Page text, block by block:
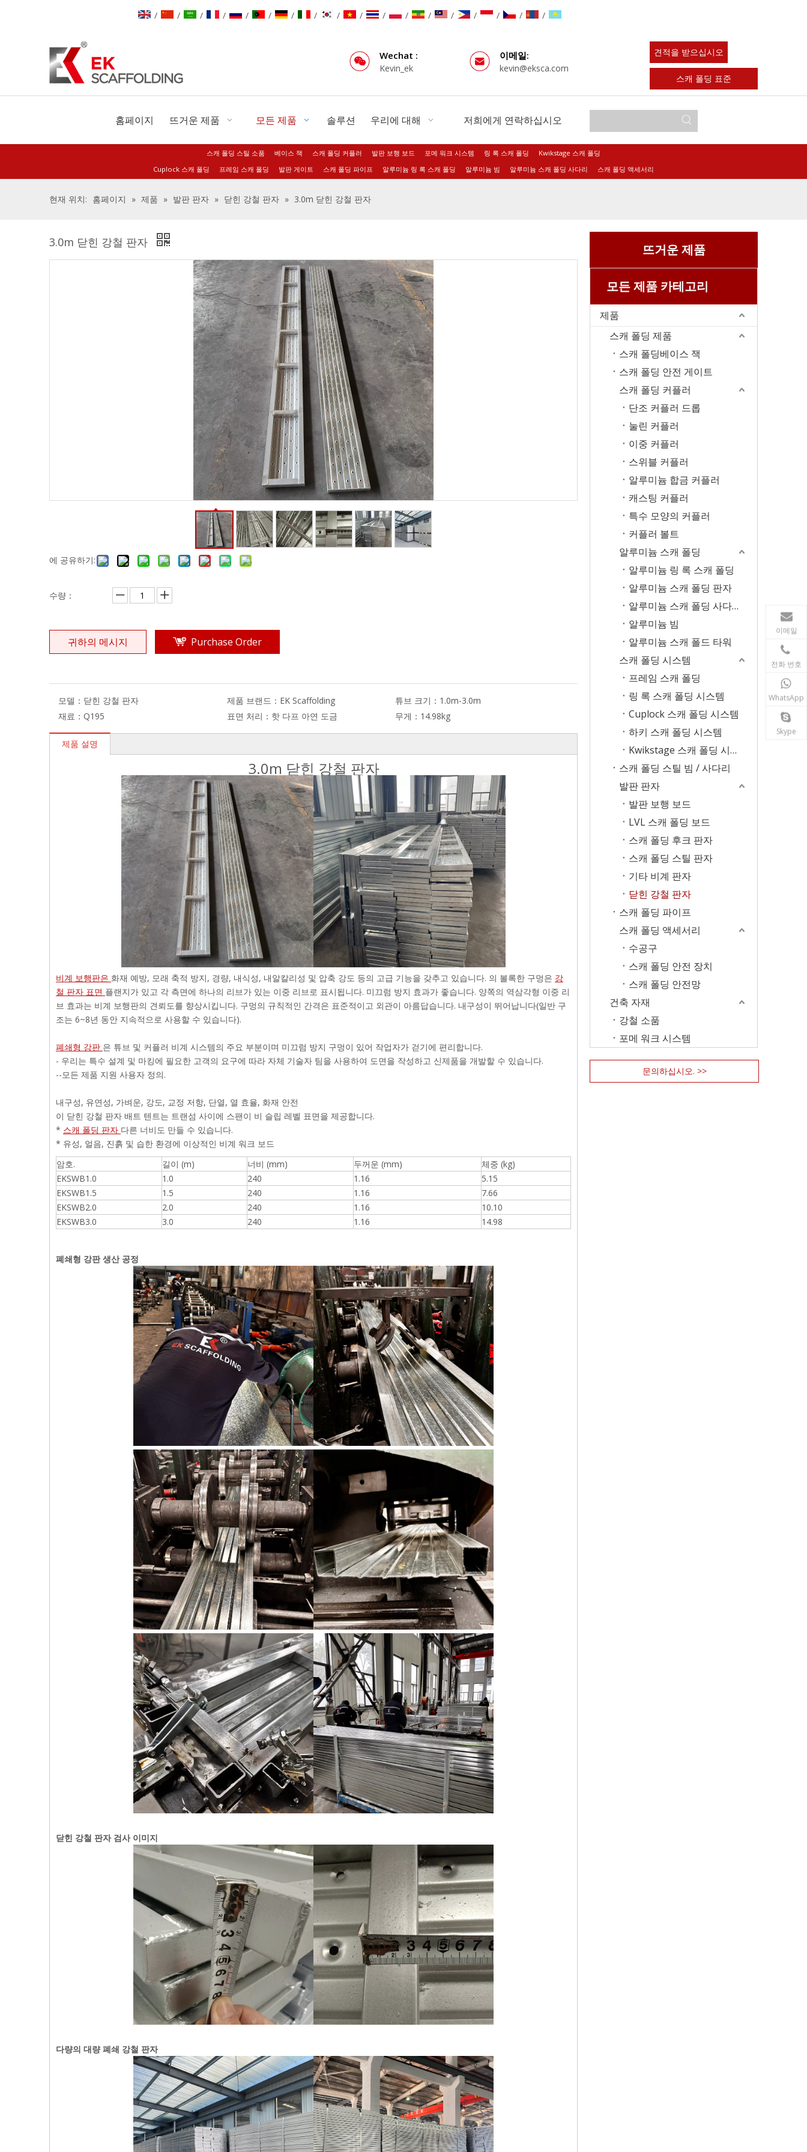
/ / / / / / / / / / / / / / / / / /
이메일
전화 번호
WhatsApp
Skype
Wechat :
Kevin_ek
이메일:
kevin@eksca.com
견적을 받으십시오
스캐 폴딩 표준
홈페이지 뜨거운 제품 모든 제품 솔루션 우리에 대해 저희에게 연락하십시오
스캐 폴딩 스틸 소품 베이스 잭 스캐 폴딩 커플러 발판 보행 보드 포메 워크 시스템 링 록 스캐 폴딩
Kwikstage 스캐 폴딩
Cuplock 스캐 폴딩
프레임 스캐 폴딩 발판 게이트 스캐 폴딩 파이프 알루미늄 링 록 스캐 폴딩 알루미늄 빔 알루미늄 스캐 폴딩 사다리 스캐 폴딩 액세서리
현재 위치: 홈페이지 » 제품 » 발판 판자 » 닫힌 강철 판자 » 3.0m 닫힌 강철 판자
3.0m 닫힌 강철 판자
에 공유하기:
수량：
귀하의 메시지 Purchase Order
모델： 닫힌 강철 판자 제품 브랜드： EK Scaffolding 튜브 크기： 1.0m-3.0m
재료： Q195 표면 처리： 핫 다프 아연 도금 무게： 14.98kg
제품 설명
3.0m 닫힌 강철 판자
비계 보행판은 화재 예방, 모래 축적 방지, 경량, 내식성, 내알칼리성 및 압축 강도 등의 고급 기능을 갖추고 있습니다. 의 볼록한 구멍은 강
철 판자 표면 플랜지가 있고 각 측면에 하나의 리브가 있는 이중 리브로 표시됩니다. 미끄럼 방지 효과가 좋습니다. 양쪽의 역삼각형 이중 리
브 효과는 비계 보행판의 견뢰도를 향상시킵니다. 구멍의 규칙적인 간격은 표준적이고 외관이 아름답습니다. 내구성이 뛰어납니다(일반 구
조는 6~8년 동안 지속적으로 사용할 수 있습니다).
폐쇄형 강판 은 튜브 및 커플러 비계 시스템의 주요 부분이며 미끄럼 방지 구멍이 있어 작업자가 걷기에 편리합니다.
- 우리는 특수 설계 및 마킹에 필요한 고객의 요구에 따라 자체 기술자 팀을 사용하여 도면을 작성하고 신제품을 개발할 수 있습니다.
--모든 제품 지원 사용자 정의.
내구성, 유연성, 가벼운, 강도, 교정 저항, 단열, 열 효율, 화재 안전
이 닫힌 강철 판자 배트 텐트는 트랜섬 사이에 스팬이 비 슬립 레벨 표면을 제공합니다.
* 스캐 폴딩 판자 다른 너비도 만들 수 있습니다.
* 유성, 얼음, 진흙 및 습한 환경에 이상적인 비계 워크 보드
암호.
길이 (m) 너비 (mm) 두꺼운 (mm)
체중 (kg)
EKSWB1.0
1.0 240 1.16
5.15
EKSWB1.5
1.5 240 1.16
7.66
EKSWB2.0
2.0 240 1.16
10.10
EKSWB3.0
3.0 240 1.16 14.98
폐쇄형 강판 생산 공정
닫힌 강철 판자 검사 이미지
다량의 대량 폐쇄 강철 판자
뜨거운 제품
모든 제품 카테고리
제품
스캐 폴딩 제품
스캐 폴딩베이스 잭
스캐 폴딩 안전 게이트
스캐 폴딩 커플러
단조 커플러 드롭
눌린 커플러
이중 커플러
스위블 커플러
알루미늄 합금 커플러
캐스팅 커플러
특수 모양의 커플러
커플러 볼트
알루미늄 스캐 폴딩
알루미늄 링 록 스캐 폴딩
알루미늄 스캐 폴딩 판자
알루미늄 스캐 폴딩 사다리
알루미늄 빔
알루미늄 스캐 폴드 타워
스캐 폴딩 시스템
프레임 스캐 폴딩
링 록 스캐 폴딩 시스템
Cuplock 스캐 폴딩 시스템
하키 스캐 폴딩 시스템
Kwikstage 스캐 폴딩 시스템
스캐 폴딩 스틸 빔 / 사다리
발판 판자
발판 보행 보드
LVL 스캐 폴딩 보드
스캐 폴딩 후크 판자
스캐 폴딩 스틸 판자
기타 비계 판자
닫힌 강철 판자
스캐 폴딩 파이프
스캐 폴딩 액세서리
수공구
스캐 폴딩 안전 장치
스캐 폴딩 안전망
건축 자재
강철 소품
포메 워크 시스템
문의하십시오. >>